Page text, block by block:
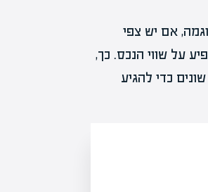
אם יש צפי
על שווי הנכס. כך,
כדי להגיע